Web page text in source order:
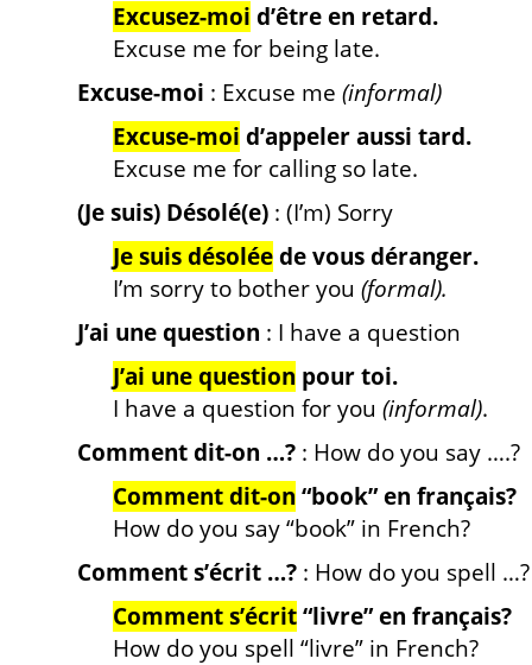
Excusez-moi d’être en retard.
Excuse me for being late.
Excuse-moi : Excuse me (informal)
Excuse-moi d’appeler aussi tard.
Excuse me for calling so late.
(Je suis) Désolé(e) : (I’m) Sorry
Je suis désoléede vous déranger.
I’m sorry to bother you (formal).
J’ai une question : I have a question
J’ai une question pour toi.
I have a question for you (informal).
Comment dit-on …? : How do you say ….?
Comment dit-on “book” en français?
How do you say “book” in French?
Comment s’écrit …? : How do you spell …?
Comment s’écrit“livre” en français?
How do you spell “livre” in French?